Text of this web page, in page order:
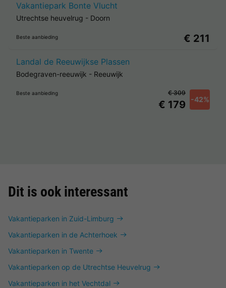
Vakantiepark Bonte Vlucht
Utrechtse heuvelrug - Doorn
Beste aanbieding € 211
Landal de Reeuwijkse Plassen
Bodegraven-reeuwijk - Reeuwijk
Beste aanbieding
€ 179 -42%
€ 309
Dit is ook interessant
Vakantieparken in Zuid-Limburg
Vakantieparken in de Achterhoek
Vakantieparken in Twente
Vakantieparken op de Utrechtse Heuvelrug
Vakantieparken in het Vechtdal